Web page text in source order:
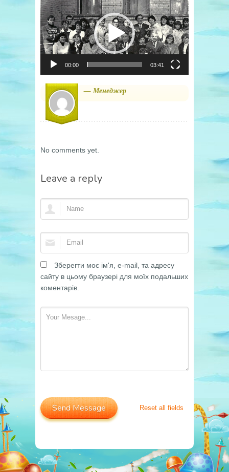
00:00 03:41
— Менеджер
No comments yet.
Leave a reply
Зберегти моє ім'я, e-mail, та адресу
сайту в цьому браузері для моїх подальших
коментарів.
Reset all fields